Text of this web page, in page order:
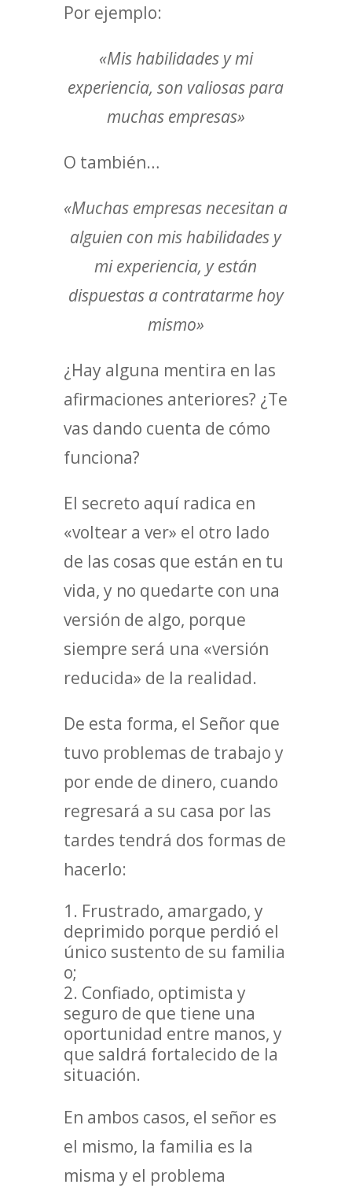
Por ejemplo:
«Mis habilidades y mi
experiencia, son valiosas para
muchas empresas»
O también…
«Muchas empresas necesitan a
alguien con mis habilidades y
mi experiencia, y están
dispuestas a contratarme hoy
mismo»
¿Hay alguna mentira en las
afirmaciones anteriores? ¿Te
vas dando cuenta de cómo
funciona?
El secreto aquí radica en
«voltear a ver» el otro lado
de las cosas que están en tu
vida, y no quedarte con una
versión de algo, porque
siempre será una «versión
reducida» de la realidad.
De esta forma, el Señor que
tuvo problemas de trabajo y
por ende de dinero, cuando
regresará a su casa por las
tardes tendrá dos formas de
hacerlo:
Frustrado, amargado, y
deprimido porque perdió el
único sustento de su familia
o;
Confiado, optimista y
seguro de que tiene una
oportunidad entre manos, y
que saldrá fortalecido de la
situación.
En ambos casos, el señor es
el mismo, la familia es la
misma y el problema